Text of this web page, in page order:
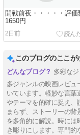
開戦前夜・・・・・評価
1650円
2日前
このブログのここが
多彩な
多ジャンルの映画レビュ
いています。軽妙な言葉
やテーマを的確に捉え、
まらず、ストーリーの
を多角的に解説。時には
き彫りにします。専門